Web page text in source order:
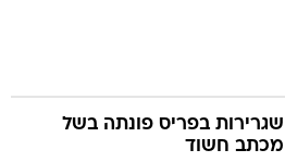
שגרירות בפריס פונתה בשל
מכתב חשוד